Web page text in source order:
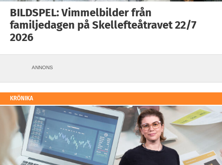
BILDSPEL: Vimmelbilder från
familjedagen på Skellefteåtravet 22/7
2026
ANNONS
KRÖNIKA